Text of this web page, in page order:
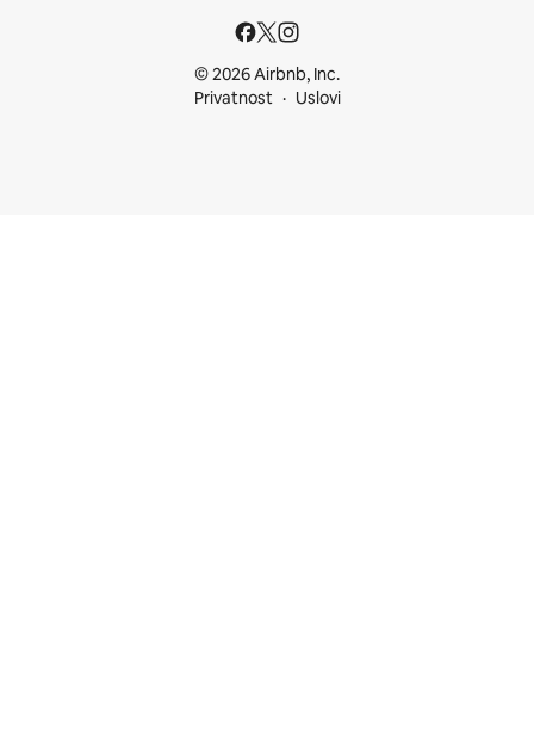
© 2026 Airbnb, Inc.
Privatnost
Uslovi